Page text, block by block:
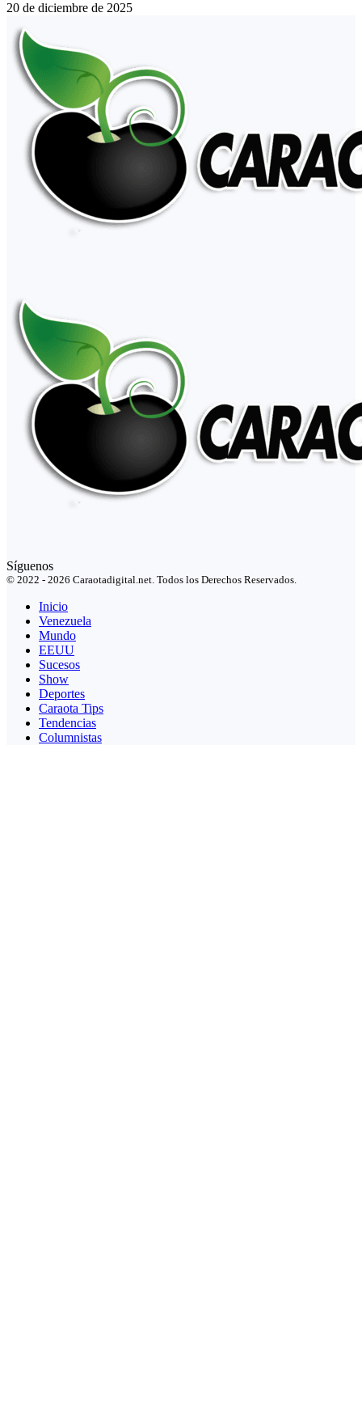
20 de diciembre de 2025
Síguenos
© 2022 - 2026 Caraotadigital.net. Todos los Derechos Reservados.
Inicio
Venezuela
Mundo
EEUU
Sucesos
Show
Deportes
Caraota Tips
Tendencias
Columnistas